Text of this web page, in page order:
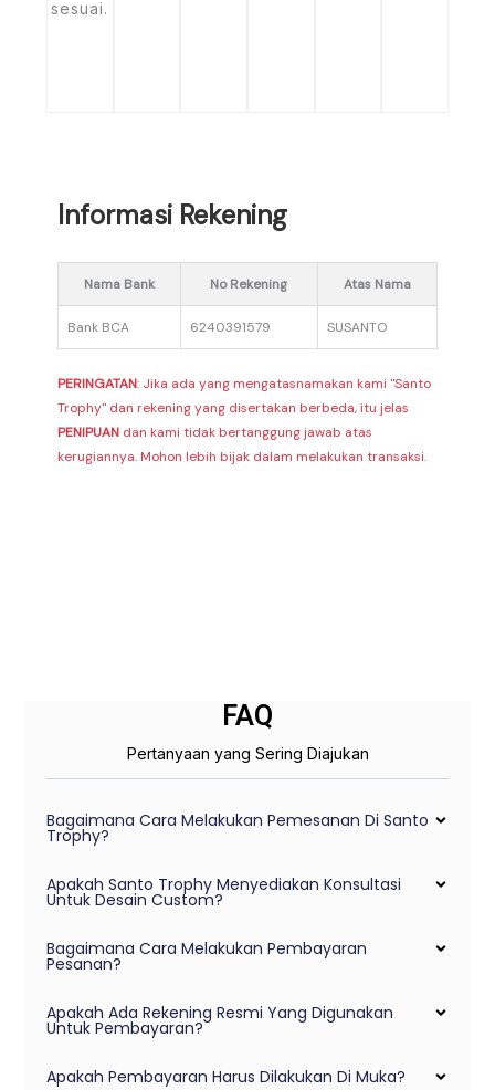
sesuai.
Informasi Rekening
Nama Bank No Rekening Atas Nama
Bank BCA 6240391579 SUSANTO
PERINGATAN: Jika ada yang mengatasnamakan kami "Santo
Trophy" dan rekening yang disertakan berbeda, itu jelas
PENIPUANdan kami tidak bertanggung jawab atas
kerugiannya. Mohon lebih bijak dalam melakukan transaksi.
FAQ
Pertanyaan yang Sering Diajukan
Bagaimana Cara Melakukan Pemesanan Di Santo
Trophy?
Apakah Santo Trophy Menyediakan Konsultasi
Untuk Desain Custom?
Bagaimana Cara Melakukan Pembayaran
Pesanan?
Apakah Ada Rekening Resmi Yang Digunakan
Untuk Pembayaran?
Apakah Pembayaran Harus Dilakukan Di Muka?